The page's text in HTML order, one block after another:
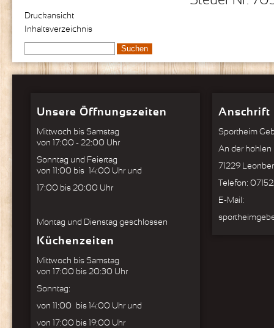
Druckansicht
Inhaltsverzeichnis
Unsere Öffnungszeiten
Mittwoch bis Samstag
von 17:00 - 22:00 Uhr
Sonntag und Feiertag
von 11:00 bis 14:00 Uhr und
17:00 bis 20:00 Uhr
Montag und Dienstag geschlossen
Küchenzeiten
Mittwoch bis Samstag
von 17:00 bis 20:30 Uhr
Sonntag:
von 11:00 bis 14:00 Uhr und
von 17:00 bis 19:00 Uhr
Anschrift
Sportheim
An der hohlen
71229
Telefon:
E-Mail: